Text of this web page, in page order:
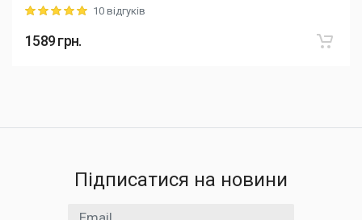
Rating: 5 out of 510 відгуків
1589грн.
Підписатися на новини
Email